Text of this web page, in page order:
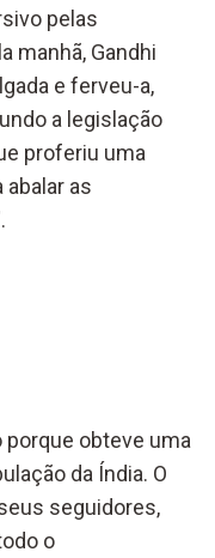
pelas
manhã, Gandhi
e ferveu-a,
a legislação
proferiu uma
as
obteve uma
da Índia. O
seguidores,
o